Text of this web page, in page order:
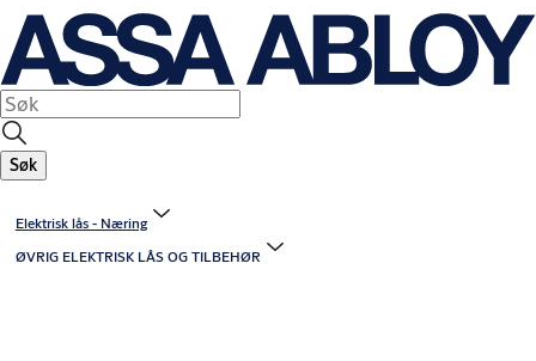
Søk
Elektrisk lås - Næring
ØVRIG ELEKTRISK LÅS OG TILBEHØR